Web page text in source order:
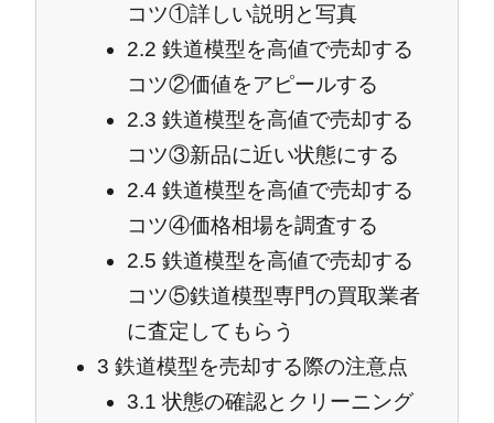
コツ①詳しい説明と写真
2.2 鉄道模型を高値で売却する
コツ②価値をアピールする
2.3 鉄道模型を高値で売却する
コツ③新品に近い状態にする
2.4 鉄道模型を高値で売却する
コツ④価格相場を調査する
2.5 鉄道模型を高値で売却する
コツ⑤鉄道模型専門の買取業者
に査定してもらう
3 鉄道模型を売却する際の注意点
3.1 状態の確認とクリーニング